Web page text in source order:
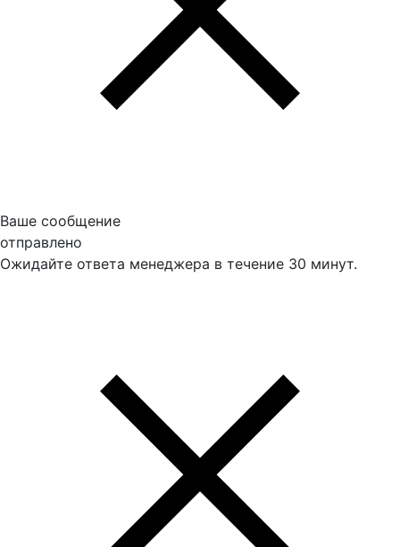
Ваше сообщение
отправлено
Ожидайте ответа менеджера в течение 30 минут.